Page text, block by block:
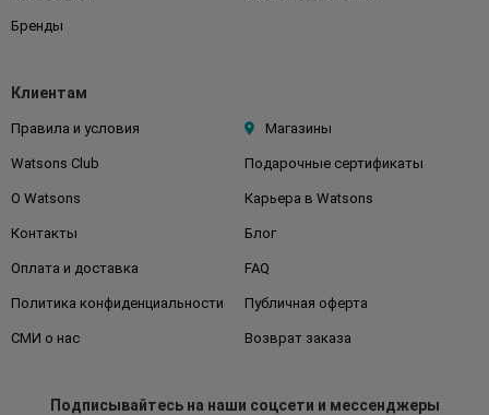
Бренды
Клиентам
Правила и условия Магазины
Watsons Club Подарочные сертификаты
О Watsons Карьера в Watsons
Контакты Блог
Оплата и доставка FAQ
Политика конфиденциальности Публичная оферта
СМИ о нас Возврат заказа
Подписывайтесьна наши соцсети и мессенджеры